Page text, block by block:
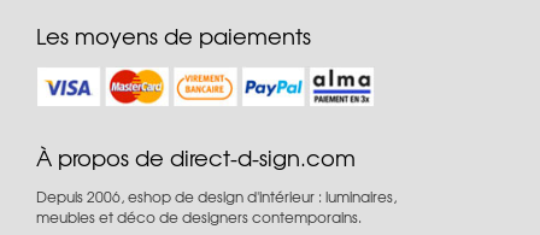
Les moyens de paiements
À propos de direct-d-sign.com
Depuis 2006, eshop de design d'intérieur : luminaires,
meubles et déco de designers contemporains.